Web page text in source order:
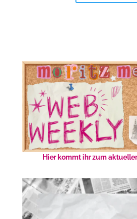
Hier kommt ihr zum